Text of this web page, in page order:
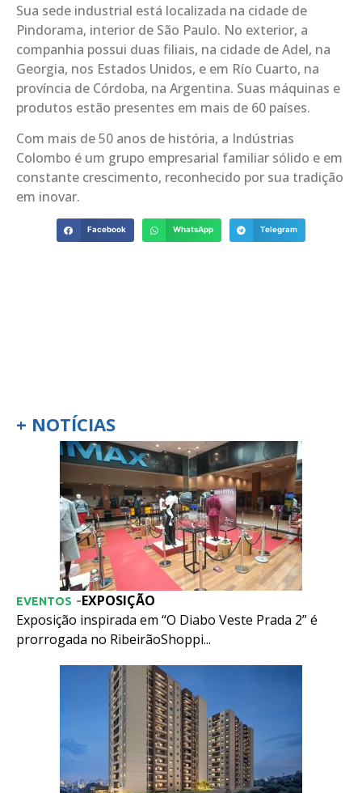
Sua sede industrial está localizada na cidade de
Pindorama, interior de São Paulo. No exterior, a
companhia possui duas filiais, na cidade de Adel, na
Georgia, nos Estados Unidos, e em Río Cuarto, na
província de Córdoba, na Argentina. Suas máquinas e
produtos estão presentes em mais de 60 países.
Com mais de 50 anos de história, a Indústrias
Colombo é um grupo empresarial familiar sólido e em
constante crescimento, reconhecido por sua tradição
em inovar.
Facebook WhatsApp Telegram
+ NOTÍCIAS
EXPOSIÇÃO
EVENTOS -
Exposição inspirada em “O Diabo Veste Prada 2” é
prorrogada no RibeirãoShoppi...